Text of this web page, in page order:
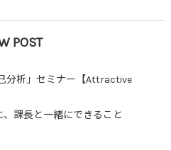
POST
分析」セミナー【Attractive
課長と一緒にできること